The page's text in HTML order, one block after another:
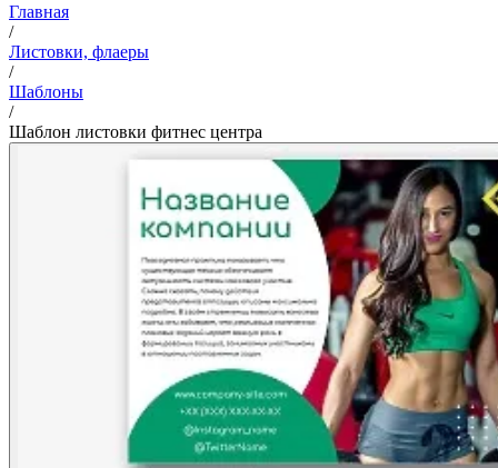
Главная
/
Листовки, флаеры
/
Шаблоны
/
Шаблон листовки фитнес центра